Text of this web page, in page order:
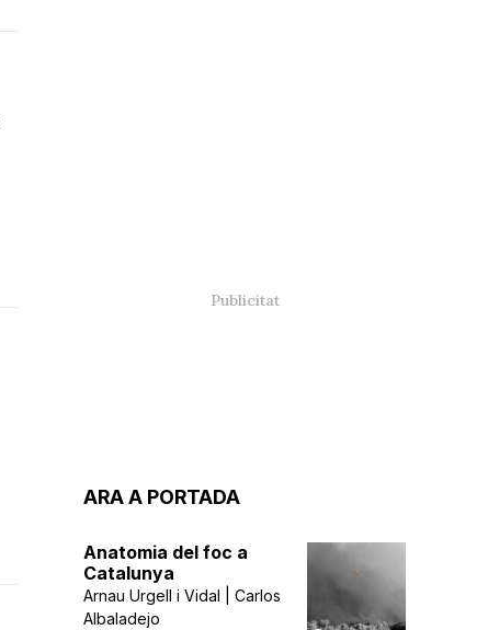
ARA A PORTADA
Anatomia del foc a
Catalunya
Arnau Urgell i Vidal | Carlos
Albaladejo